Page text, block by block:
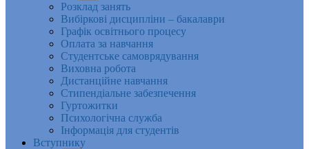
Розклад занять
Вибіркові дисципліни – бакалаври
Графік освітнього процесу
Оплата за навчання
Студентське самоврядування
Виховна робота
Дистанційне навчання
Стипендіальне забезпечення
Гуртожитки
Психологічна служба
Інформація для студентів
Вступнику